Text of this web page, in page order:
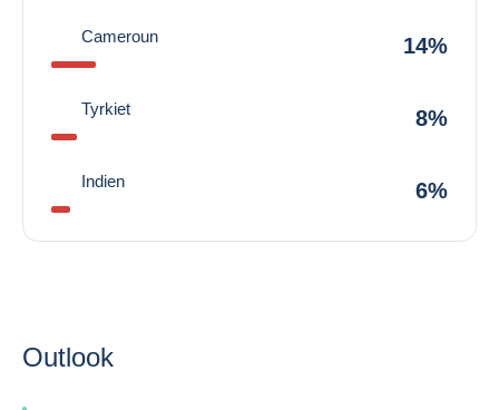
Cameroun 14%
Tyrkiet 8%
Indien 6%
Outlook